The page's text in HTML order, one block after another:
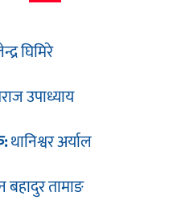
घिमिरे
उपाध्याय
थानिश्वर अर्याल
बहादुर तामाङ